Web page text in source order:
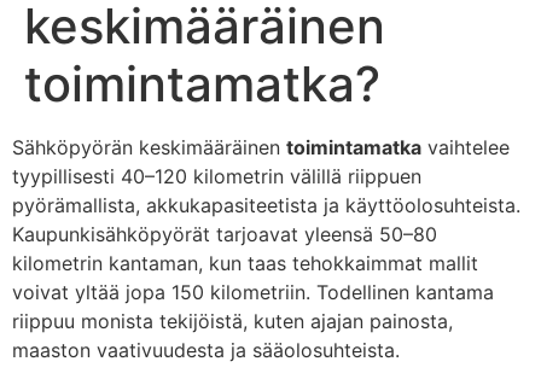
keskimääräinen
toimintamatka?
Sähköpyörän keskimääräinen toimintamatka vaihtelee
tyypillisesti 40–120 kilometrin välillä riippuen
pyörämallista, akkukapasiteetista ja käyttöolosuhteista.
Kaupunkisähköpyörät tarjoavat yleensä 50–80
kilometrin kantaman, kun taas tehokkaimmat mallit
voivat yltää jopa 150 kilometriin. Todellinen kantama
riippuu monista tekijöistä, kuten ajajan painosta,
maaston vaativuudesta ja sääolosuhteista.